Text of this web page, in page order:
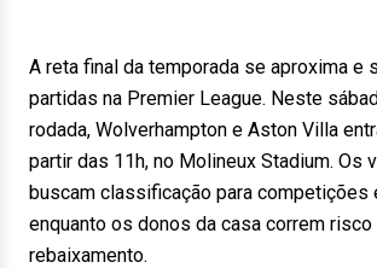
A reta final da temporada se aproxima e
partidas na Premier League. Neste
rodada, Wolverhampton e Aston Villa
partir das 11h, no Molineux Stadium. Os
buscam classificação para competições
enquanto os donos da casa correm risco
rebaixamento.